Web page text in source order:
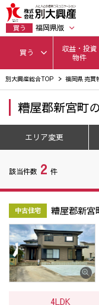
買う 福岡県版
買う
収益・投資
物件
別大興産総合TOP 福岡県 売買
エリア変更
糟屋郡新宮町の
該当件数 2 件
中古住宅 糟屋郡新宮
4LDK